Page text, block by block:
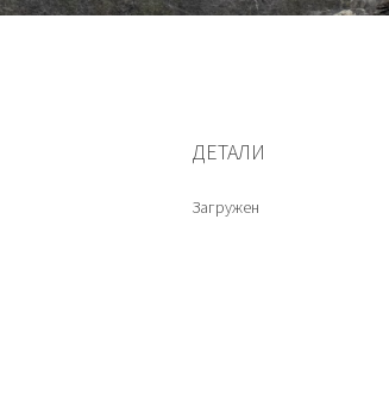
ДЕТАЛИ
Загружен